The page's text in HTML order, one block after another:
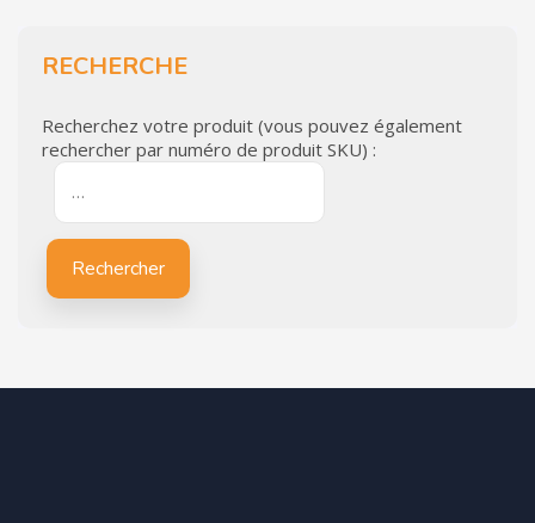
RECHERCHE
Recherchez votre produit (vous pouvez également
rechercher par numéro de produit SKU) :
Rechercher